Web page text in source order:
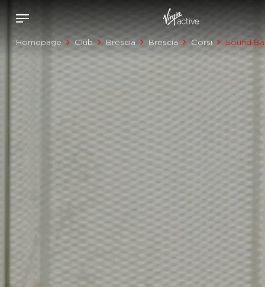
Homepage Club Brescia Brescia Corsi Sound